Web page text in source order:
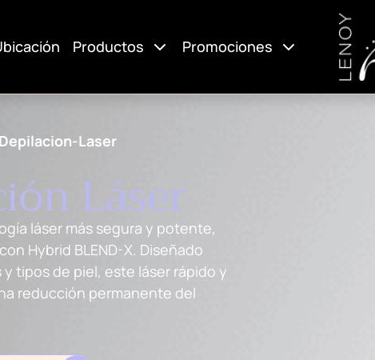
Productos Promociones
Depilacion-Laser
Láser
láser más segura y potente,
Hybrid BLEND-X. Diseñado
tipos de piel, este láser rápido y
reducción permanente del